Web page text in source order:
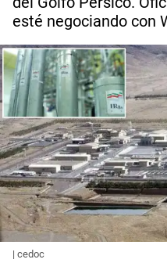
esté negociando con
| cedoc